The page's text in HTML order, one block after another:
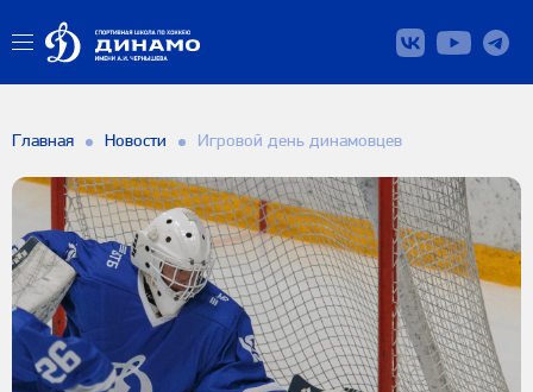
Главная Новости Игровой день динамовцев